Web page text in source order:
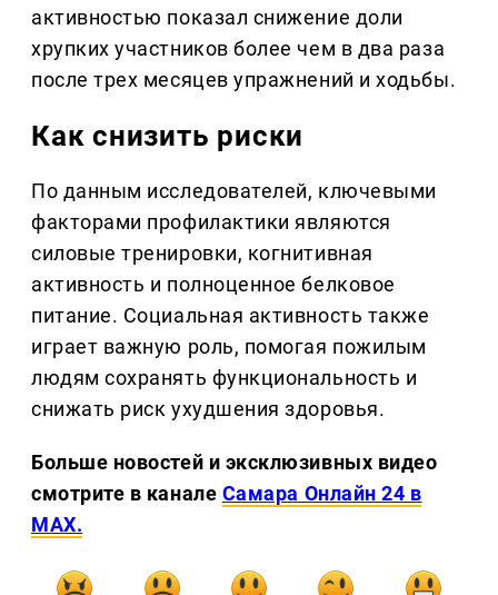
активностью показал снижение доли
хрупких участников более чем в два раза
после трех месяцев упражнений и ходьбы.
Как снизить риски
По данным исследователей, ключевыми
факторами профилактики являются
силовые тренировки, когнитивная
активность и полноценное белковое
питание. Социальная активность также
играет важную роль, помогая пожилым
людям сохранять функциональность и
снижать риск ухудшения здоровья.
Больше новостей и эксклюзивных видео
смотрите в канале Самара Онлайн 24 в
MAX.